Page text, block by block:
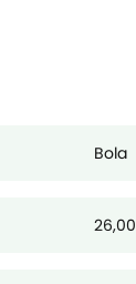
Bola
26,00